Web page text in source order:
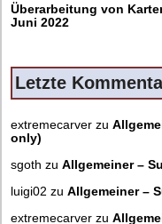
Überarbeitung von
Juni 2022
Letzte
extremecarver zu
only)
sgoth zu Allgemeiner –
luigi02 zu Allgemeiner –
extremecarver zu